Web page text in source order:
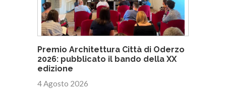
Premio Architettura Città di Oderzo
2026: pubblicato il bando della XX
edizione
4 Agosto 2026